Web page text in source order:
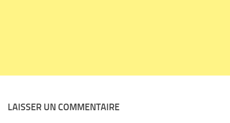
LAISSER UN COMMENTAIRE